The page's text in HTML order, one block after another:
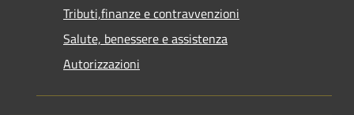
Tributi,finanze e contravvenzioni
Salute, benessere e assistenza
Autorizzazioni